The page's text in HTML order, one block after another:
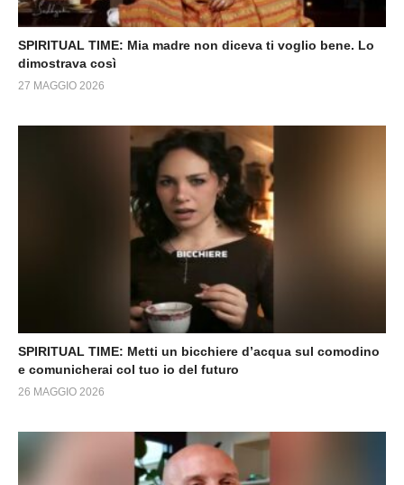
SPIRITUAL TIME: Mia madre non diceva ti voglio bene. Lo
dimostrava così
27 MAGGIO 2026
SPIRITUAL TIME: Metti un bicchiere d’acqua sul comodino
e comunicherai col tuo io del futuro
26 MAGGIO 2026